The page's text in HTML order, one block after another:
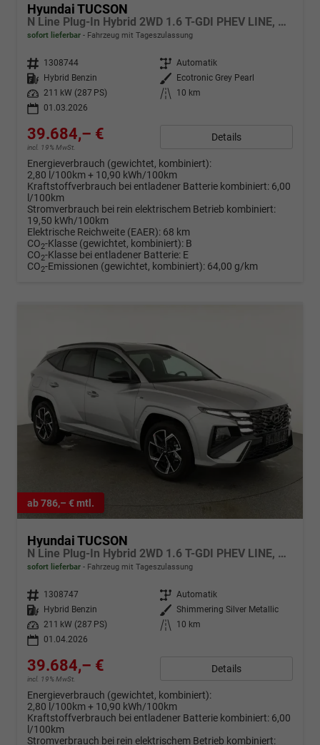
Hyundai TUCSON
N Line Plug-In Hybrid 2WD 1.6 T-GDI PHEV LINE, AHK, Navi, Kamera, Side, Winter
sofort lieferbar Fahrzeug mit Tageszulassung
Fahrzeugnr. 1308744 Getriebe Automatik
Kraftstoff
Hybrid Benzin Außenfarbe
Ecotronic Grey Pearl
Leistung
211 kW (287 PS) Kilometerstand
10 km
01.03.2026
39.684,– €
incl. 19% MwSt.
Details
Energieverbrauch (gewichtet, kombiniert):
2,80 l/100km + 10,90 kWh/100km
Kraftstoffverbrauch bei entladener Batterie kombiniert: 6,00
l/100km
Stromverbrauch bei rein elektrischem Betrieb kombiniert:
19,50 kWh/100km
Elektrische Reichweite (EAER): 68 km
CO2-Klasse (gewichtet, kombiniert): B
CO2-Klasse bei entladener Batterie: E
CO2-Emissionen (gewichtet, kombiniert): 64,00 g/km
ab 786,– € mtl.
Hyundai TUCSON
N Line Plug-In Hybrid 2WD 1.6 T-GDI PHEV LINE, AHK, Navi, Kamera, Side, Winter
sofort lieferbar Fahrzeug mit Tageszulassung
Fahrzeugnr. 1308747 Getriebe Automatik
Kraftstoff
Hybrid Benzin Außenfarbe Shimmering Silver Metallic
Leistung
211 kW (287 PS) Kilometerstand
10 km
01.04.2026
39.684,– €
incl. 19% MwSt.
Details
Energieverbrauch (gewichtet, kombiniert):
2,80 l/100km + 10,90 kWh/100km
Kraftstoffverbrauch bei entladener Batterie kombiniert: 6,00
l/100km
Stromverbrauch bei rein elektrischem Betrieb kombiniert: